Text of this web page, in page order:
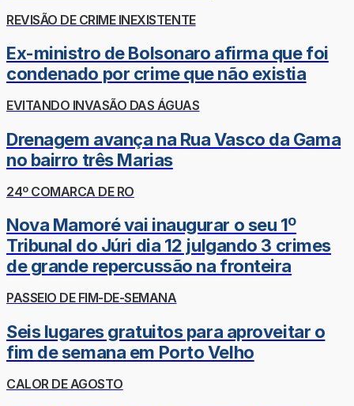
REVISÃO DE CRIME INEXISTENTE
Ex-ministro de Bolsonaro afirma que foi
condenado por crime que não existia
EVITANDO INVASÃO DAS ÁGUAS
Drenagem avança na Rua Vasco da Gama
no bairro três Marias
24º COMARCA DE RO
Nova Mamoré vai inaugurar o seu 1º
Tribunal do Júri dia 12 julgando 3 crimes
de grande repercussão na fronteira
PASSEIO DE FIM-DE-SEMANA
Seis lugares gratuitos para aproveitar o
fim de semana em Porto Velho
CALOR DE AGOSTO